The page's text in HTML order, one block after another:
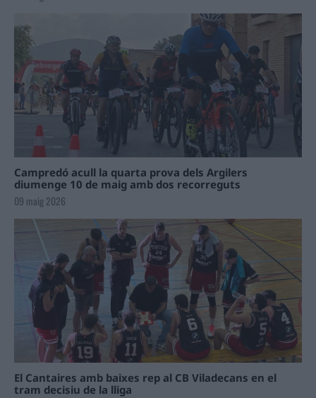
Campredó acull la quarta prova dels Argilers
diumenge 10 de maig amb dos recorreguts
09 maig 2026
El Cantaires amb baixes rep al CB Viladecans en el
tram decisiu de la lliga